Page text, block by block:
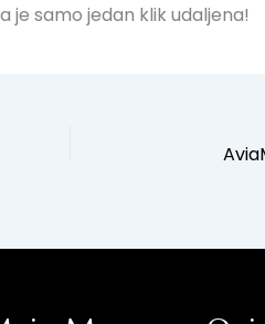
je samo jedan klik udaljena!